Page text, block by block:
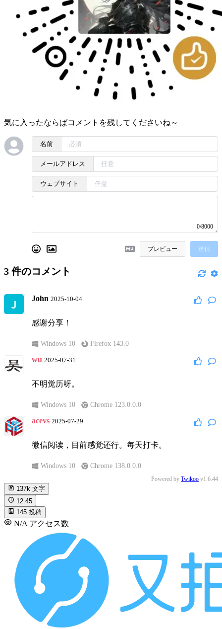
気に入ったならばコメントを残してくださいね～
名前
メールアドレス
ウェブサイト
0/8000
プレビュー 送信
3 件のコメント
John 2025-10-04
感谢分享！
Windows 10 Firefox 143.0
wu 2025-07-31
不明觉历呀。
Windows 10 Chrome 123.0.0.0
acevs 2025-07-29
微信阅读，目前感觉还行。每天打卡。
Windows 10 Chrome 138.0.0.0
Powered by Twikoo v1.6.44
137k 文字
12:45
145 投稿
N/A アクセス数